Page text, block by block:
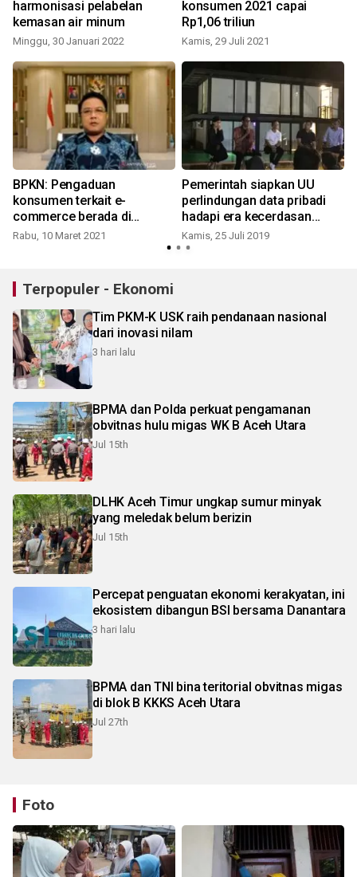
harmonisasi pelabelan
kemasan air minum
Minggu, 30 Januari 2022
konsumen 2021 capai
Rp1,06 triliun
Kamis, 29 Juli 2021
BPKN: Pengaduan
konsumen terkait e-
commerce berada di
peringkat pertama
Rabu, 10 Maret 2021
Pemerintah siapkan UU
perlindungan data pribadi
hadapi era kecerdasan
buatan
Kamis, 25 Juli 2019
Terpopuler - Ekonomi
Tim PKM-K USK raih pendanaan nasional
dari inovasi nilam
3 hari lalu
BPMA dan Polda perkuat pengamanan
obvitnas hulu migas WK B Aceh Utara
Jul 15th
DLHK Aceh Timur ungkap sumur minyak
yang meledak belum berizin
Jul 15th
Percepat penguatan ekonomi kerakyatan, ini
ekosistem dibangun BSI bersama Danantara
3 hari lalu
BPMA dan TNI bina teritorial obvitnas migas
di blok B KKKS Aceh Utara
Jul 27th
Foto